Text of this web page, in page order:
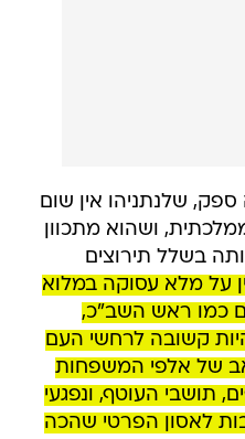
ספק, שלנתניהו אין שום
ושהוא מתכוון
בשלל תירוצים
על מלא עסוקה במלוא
כמו ראש השב"כ,
קשובה לרחשי העם
של אלפי המשפחות
תושבי העוטף, ונפגעי
לאסון הפרטי שהכה